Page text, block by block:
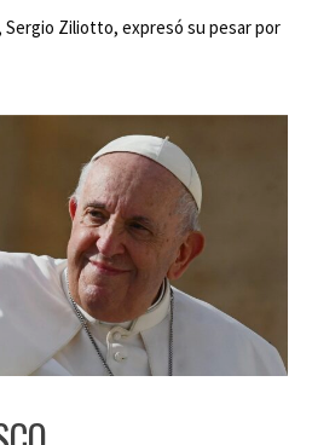
Sergio Ziliotto, expresó su pesar por